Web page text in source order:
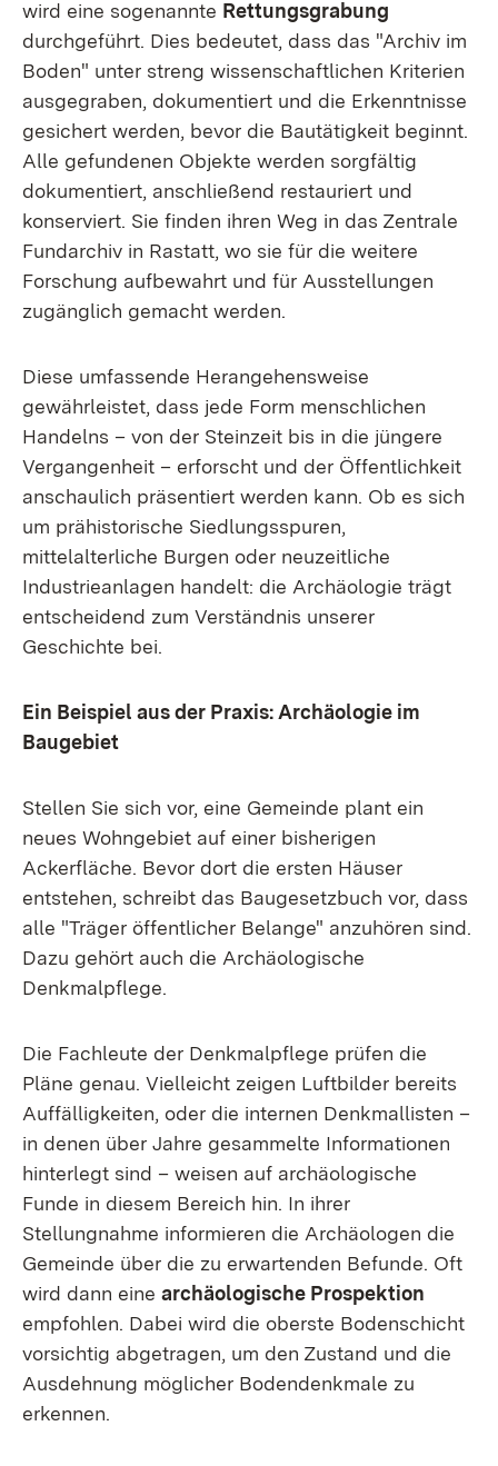
wird eine sogenannte Rettungsgrabung
durchgeführt. Dies bedeutet, dass das "Archiv im
Boden" unter streng wissenschaftlichen Kriterien
ausgegraben, dokumentiert und die Erkenntnisse
gesichert werden, bevor die Bautätigkeit beginnt.
Alle gefundenen Objekte werden sorgfältig
dokumentiert, anschließend restauriert und
konserviert. Sie finden ihren Weg in das Zentrale
Fundarchiv in Rastatt, wo sie für die weitere
Forschung aufbewahrt und für Ausstellungen
zugänglich gemacht werden.
Diese umfassende Herangehensweise
gewährleistet, dass jede Form menschlichen
Handelns – von der Steinzeit bis in die jüngere
Vergangenheit – erforscht und der Öffentlichkeit
anschaulich präsentiert werden kann. Ob es sich
um prähistorische Siedlungsspuren,
mittelalterliche Burgen oder neuzeitliche
Industrieanlagen handelt: die Archäologie trägt
entscheidend zum Verständnis unserer
Geschichte bei.
Ein Beispiel aus der Praxis: Archäologie im
Baugebiet
Stellen Sie sich vor, eine Gemeinde plant ein
neues Wohngebiet auf einer bisherigen
Ackerfläche. Bevor dort die ersten Häuser
entstehen, schreibt das Baugesetzbuch vor, dass
alle "Träger öffentlicher Belange" anzuhören sind.
Dazu gehört auch die Archäologische
Denkmalpflege.
Die Fachleute der Denkmalpflege prüfen die
Pläne genau. Vielleicht zeigen Luftbilder bereits
Auffälligkeiten, oder die internen Denkmallisten –
in denen über Jahre gesammelte Informationen
hinterlegt sind – weisen auf archäologische
Funde in diesem Bereich hin. In ihrer
Stellungnahme informieren die Archäologen die
Gemeinde über die zu erwartenden Befunde. Oft
wird dann eine archäologische Prospektion
empfohlen. Dabei wird die oberste Bodenschicht
vorsichtig abgetragen, um den Zustand und die
Ausdehnung möglicher Bodendenkmale zu
erkennen.